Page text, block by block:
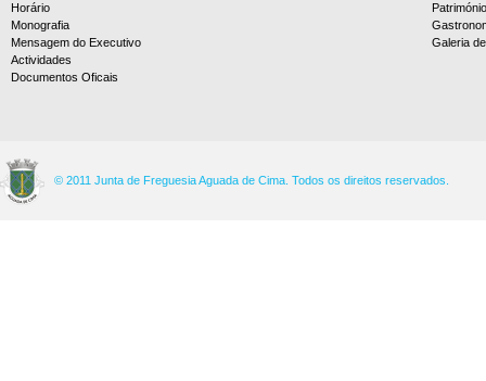
Horário
Monografia
Mensagem do Executivo
Actividades
Documentos Oficais
Património
Galeria
© 2011 Junta de Freguesia Aguada de Cima. Todos os direitos reservados.